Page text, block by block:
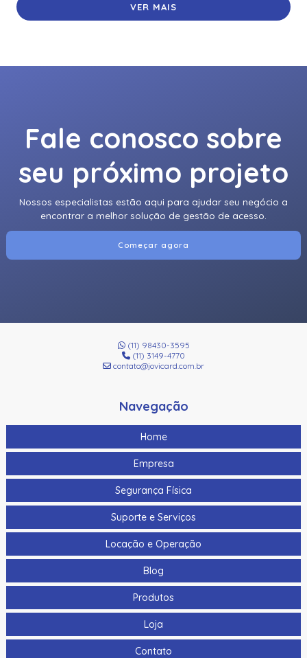
VER MAIS
Fale conosco sobre
seu próximo projeto
Nossos especialistas estão aqui para ajudar seu negócio a
encontrar a melhor solução de gestão de acesso.
Começar agora
(11) 98430-3595
(11) 3149-4770
contato@jovicard.com.br
Navegação
Home
Empresa
Segurança Física
Suporte e Serviços
Locação e Operação
Blog
Produtos
Loja
Contato